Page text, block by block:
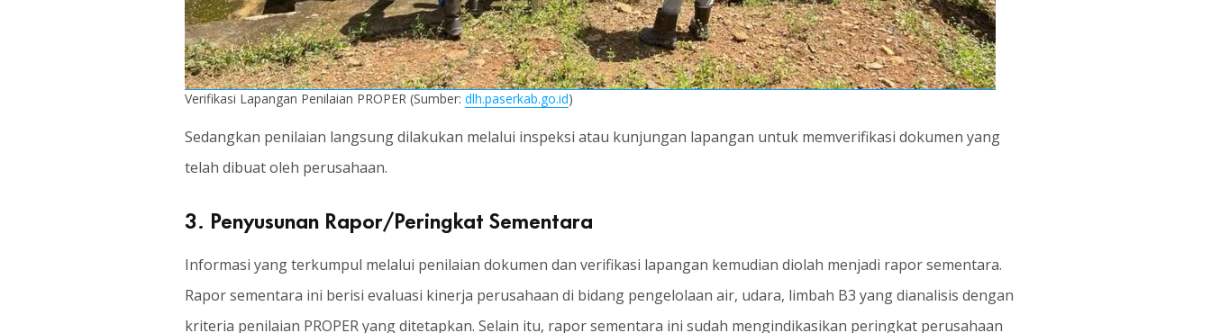
Verifikasi Lapangan Penilaian PROPER (Sumber: dlh.paserkab.go.id)
Sedangkan penilaian langsung dilakukan melalui inspeksi atau kunjungan lapangan untuk memverifikasi dokumen yang
telah dibuat oleh perusahaan.
3. Penyusunan Rapor/Peringkat Sementara
Informasi yang terkumpul melalui penilaian dokumen dan verifikasi lapangan kemudian diolah menjadi rapor sementara.
Rapor sementara ini berisi evaluasi kinerja perusahaan di bidang pengelolaan air, udara, limbah B3 yang dianalisis dengan
kriteria penilaian PROPER yang ditetapkan. Selain itu, rapor sementara ini sudah mengindikasikan peringkat perusahaan